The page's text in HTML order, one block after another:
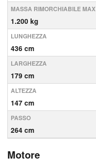
MASSA RIMORCHIABILE MAX
1.200 kg
LUNGHEZZA
436 cm
LARGHEZZA
179 cm
ALTEZZA
147 cm
PASSO
264 cm
Motore